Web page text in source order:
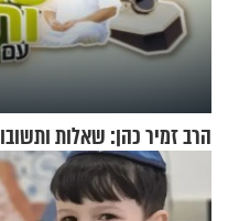
הרב זמיר כהן: שאלות